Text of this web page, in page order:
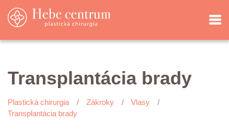
Transplantácia brady
Plastická chirurgia Zákroky
Vlasy
Transplantácia brady